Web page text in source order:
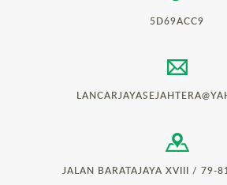
5D69ACC9
JALAN BARATAJAYA XVIII / 79-